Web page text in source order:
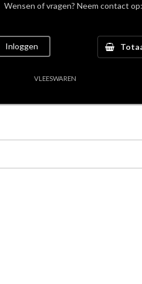
Wensen of vragen? Neem contact op:
Inloggen
VLEESWAREN